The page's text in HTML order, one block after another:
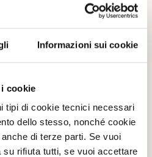
Informazioni sui cookie
cookie
tipi di cookie tecnici necessari
dello stesso, nonché cookie
di terze parti. Se vuoi
rifiuta tutti, se vuoi accettare
umhüllt sie mit einem sinnlichen,
einhüllenden Duft, der die